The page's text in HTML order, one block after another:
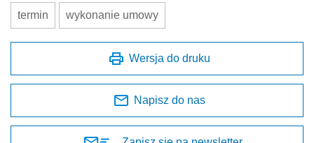
termin wykonanie umowy
Wersja do druku
Napisz do nas